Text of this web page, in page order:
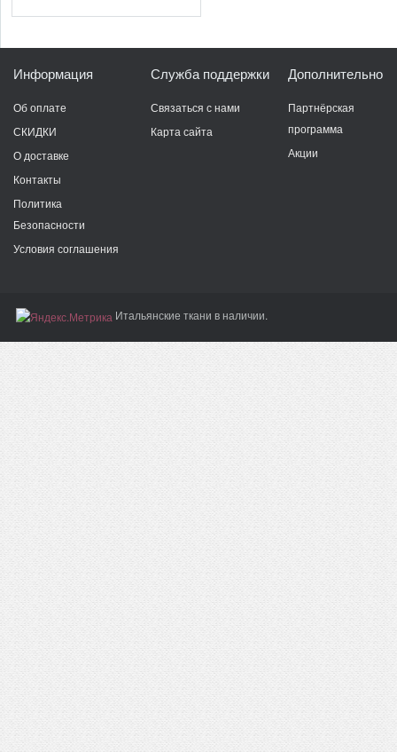
Информация
Об оплате
СКИДКИ
О доставке
Контакты
Политика
Безопасности
Условия соглашения
Служба поддержки
Связаться с нами
Карта сайта
Дополнительно
Партнёрская
программа
Акции
Итальянские ткани в наличии.